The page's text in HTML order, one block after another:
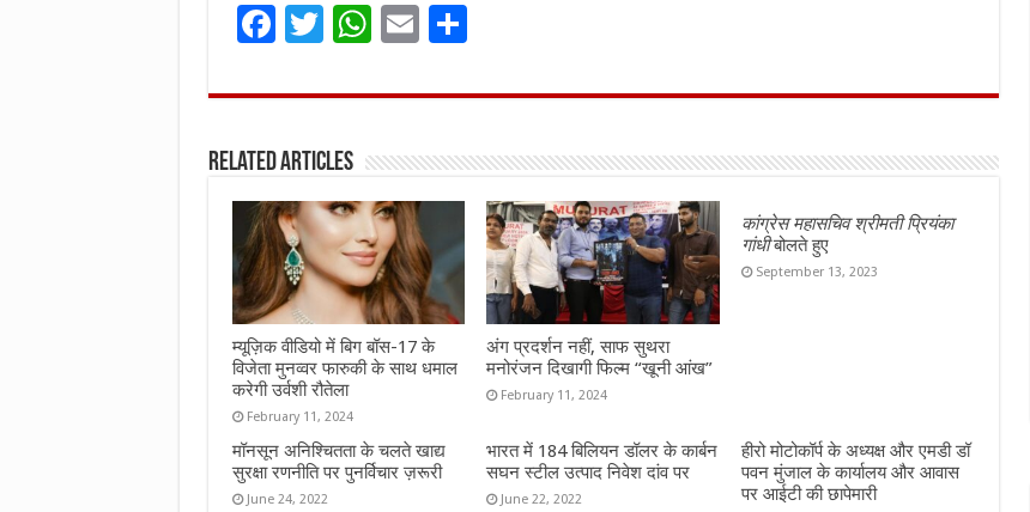
F
ce
o
o
k
T
it
r
W
at
A
p
p
E
ai
S
ar
Related Articles
म्यूज़िक वीडियो में बिग बॉस-17 के
विजेता मुनव्वर फारुकी के साथ धमाल
करेगी उर्वशी रौतेला
February 11, 2024
अंग प्रदर्शन नहीं, साफ सुथरा
मनोरंजन दिखागी फिल्म “खूनी आंख”
February 11, 2024
कांग्रेस महासचिव श्रीमती प्रियंका
गांधीबोलते हुए
September 13, 2023
मॉनसून अनिश्चितता के चलते खाद्य
सुरक्षा रणनीति पर पुनर्विचार ज़रूरी
June 24, 2022
भारत में 184 बिलियन डॉलर के कार्बन
सघन स्टील उत्पाद निवेश दांव पर
June 22, 2022
हीरो मोटोकॉर्प के अध्यक्ष और एमडी डॉ
पवन मुंजाल के कार्यालय और आवास
पर आईटी की छापेमारी